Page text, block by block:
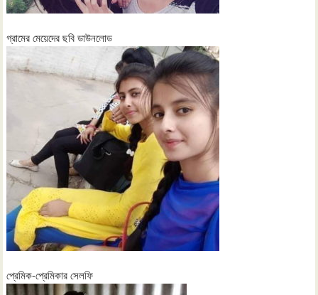
গ্রামের মেয়েদের ছবি ডাউনলোড
প্রেমিক-প্রেমিকার সেলফি